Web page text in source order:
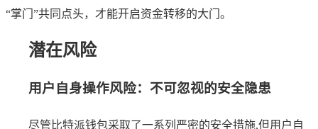
“掌门”共同点头，才能开启资金转移的大门。
潜在风险
用户自身操作风险：不可忽视的安全隐患
尽管比特派钱包采取了一系列严密的安全措施,但用户自